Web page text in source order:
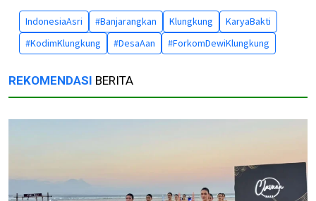
IndonesiaAsri #Banjarangkan Klungkung
KaryaBakti
#KodimKlungkung
#DesaAan #ForkomDewiKlungkung
REKOMENDASI BERITA